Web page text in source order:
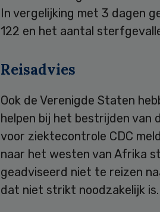
In vergelijking met 3 dagen
122 en het aantal
Reisadvies
Ook de Verenigde Staten
helpen bij het bestrijden van
voor ziektecontrole CDC
naar het westen van Afrika
geadviseerd niet te reizen
dat niet strikt noodzakelijk is.